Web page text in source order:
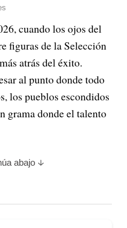
cuando los ojos del
figuras de la Selección
atrás del éxito.
al punto donde todo
los pueblos escondidos
grama donde el talento
abajo